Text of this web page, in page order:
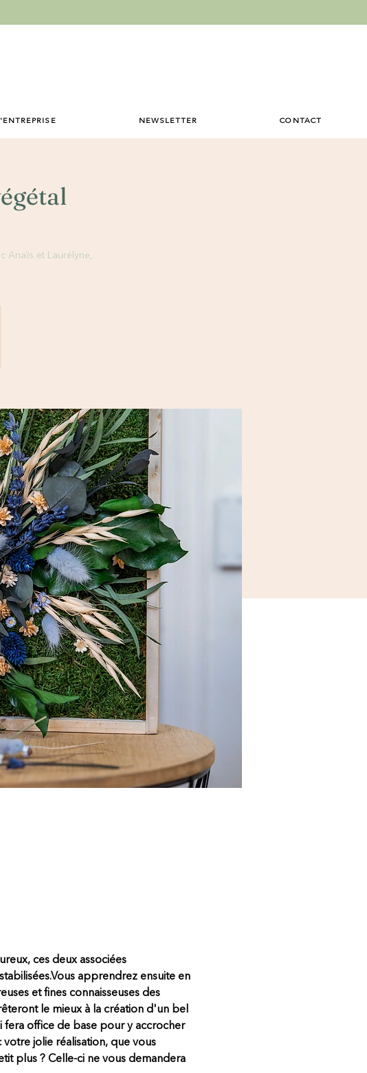
NEWSLETTER CONTACT
Anaïs et Laurélyne,
ces deux associées
Vous apprendrez ensuite en
et fines connaisseuses des
le mieux à la création d'un bel
fera office de base pour y accrocher
jolie réalisation, que vous
plus ? Celle-ci ne vous demandera